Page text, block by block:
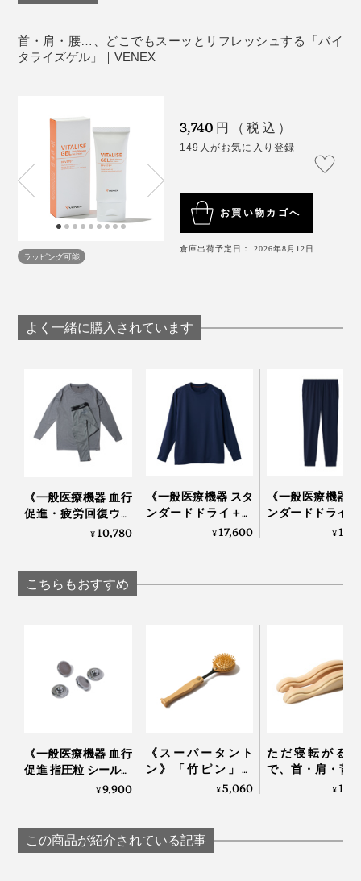
場所、直射日光のあたる場所には保管しないでくだ
さい。
下記のような場合には、使用を中止し、皮膚科専門
首・肩・腰…、どこでもスーッとリフレッシュする「バイ
タライズゲル」｜VENEX
ラッピング可能
3,740 円（税込）
149人がお気に入り登録
お買い物カゴへ
倉庫出荷予定日： 2026年8月12日
よく一緒に購入されています
《一般医療機器 血行
促進・疲労回復ウエ
ア》テラヘルツ鉱石
WEAR」｜遠赤技研
¥10,780
《一般医療機器 スタ
ンダードドライ＋／
長袖トップス》サラ
¥17,600
《一般医療機器
ンダードドライ
ョガーパンツ》
¥
こちらもおすすめ
《一般医療機器 血行
促進 指圧粒 シール４
シート付》貼るだけ
技研
¥9,900
《スーパータント
ン》「竹ピン」と
「しなり」で、心地
ンエア｜スーパータ
ントン
¥5,060
ただ寝転がる
で、首・肩・背
腰のガチガチ筋
¥
この商品が紹介されている記事